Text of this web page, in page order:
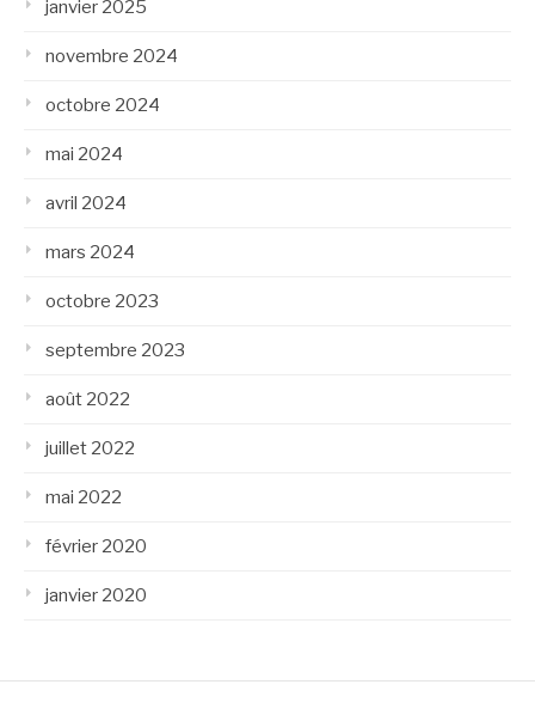
janvier 2025
novembre 2024
octobre 2024
mai 2024
avril 2024
mars 2024
octobre 2023
septembre 2023
août 2022
juillet 2022
mai 2022
février 2020
janvier 2020